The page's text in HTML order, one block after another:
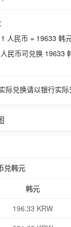
人民币 = 19633 韩
民币可兑换 19633
际兑换请以银行实
兑韩元
韩元
196.33 KRW